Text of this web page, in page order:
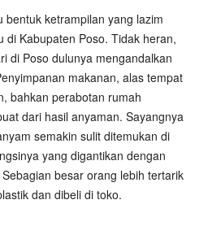
bentuk ketrampilan yang lazim
di Kabupaten Poso. Tidak heran,
di Poso dulunya mengandalkan
makanan, alas tempat
bahkan perabotan rumah
dari hasil anyaman. Sayangnya
semakin sulit ditemukan di
yang digantikan dengan
besar orang lebih tertarik
dan dibeli di toko.